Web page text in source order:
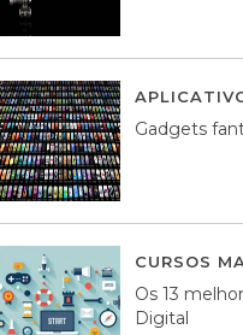
Gadgets
CURSOS
Os 13
Digital